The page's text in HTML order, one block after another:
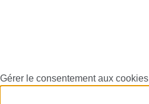
Gérer le consentement aux cookies